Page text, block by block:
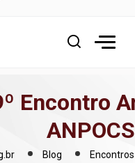
Encontro
ANPOCS
Blog